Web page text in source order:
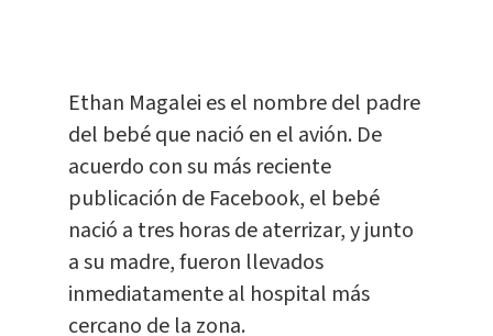
Ethan Magalei es el nombre del padre
del bebé que nació en el avión. De
acuerdo con su más reciente
publicación de Facebook, el bebé
nació a tres horas de aterrizar, y junto
a su madre, fueron llevados
inmediatamente al hospital más
cercano de la zona.